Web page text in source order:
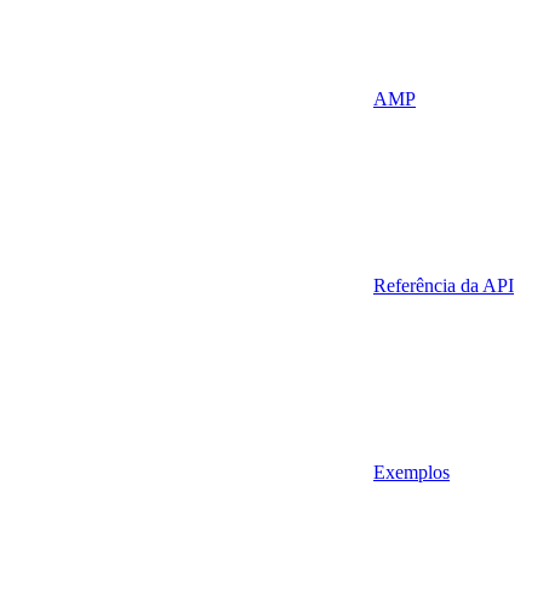
AMP
Referência da API
Exemplos